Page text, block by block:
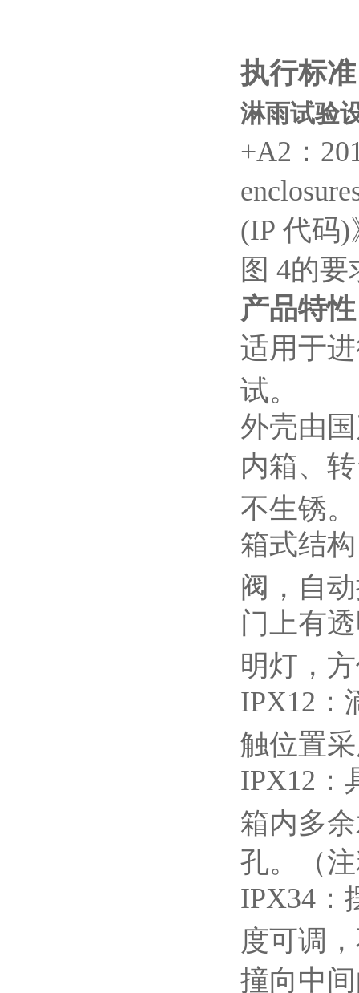
执行标准
淋雨试验
+A2：
(IP 代码)
图 4的要
产品特性
适用于
试。
外壳由
内箱、
不生锈。
箱式结
阀，自
门上有
明灯，
IPX12
触位置
IPX12
箱内多
孔。（
IPX34
度可调
撞向中